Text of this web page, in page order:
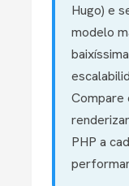
Hugo) e
modelo
Compare
PHP a